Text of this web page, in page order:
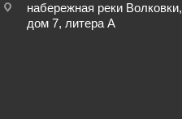
набережная реки Волковки,
дом 7, литера А